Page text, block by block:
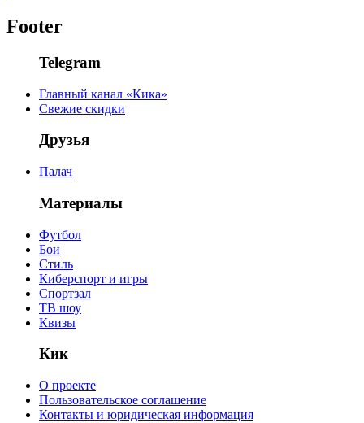
Footer
Telegram
Главный канал «Кика»
Свежие скидки
Друзья
Палач
Материалы
Футбол
Бои
Стиль
Киберспорт и игры
Спортзал
ТВ шоу
Квизы
Кик
О проекте
Пользовательское соглашение
Контакты и юридическая информация